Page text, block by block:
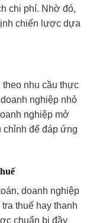
chi phí. Nhờ đó,
chiến lược dựa
theo nhu cầu thực
nghiệp nhỏ
nghiệp mở
chỉnh để đáp ứng
doanh nghiệp
thuế hay thanh
chuẩn bị đầy